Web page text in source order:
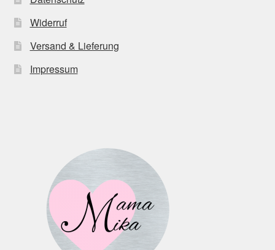
Widerruf
Versand & Lieferung
Impressum